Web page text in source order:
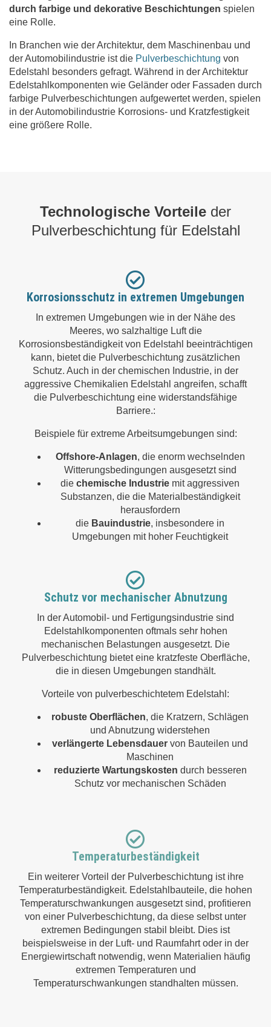
durch farbige und dekorative Beschichtungen spielen
eine Rolle.
In Branchen wie der Architektur, dem Maschinenbau und
der Automobilindustrie ist die Pulverbeschichtung von
Edelstahl besonders gefragt. Während in der Architektur
Edelstahlkomponenten wie Geländer oder Fassaden durch
farbige Pulverbeschichtungen aufgewertet werden, spielen
in der Automobilindustrie Korrosions- und Kratzfestigkeit
eine größere Rolle.
Technologische Vorteile der
Pulverbeschichtung für Edelstahl
Korrosionsschutz in extremen Umgebungen
In extremen Umgebungen wie in der Nähe des
Meeres, wo salzhaltige Luft die
Korrosionsbeständigkeit von Edelstahl beeinträchtigen
kann, bietet die Pulverbeschichtung zusätzlichen
Schutz. Auch in der chemischen Industrie, in der
aggressive Chemikalien Edelstahl angreifen, schafft
die Pulverbeschichtung eine widerstandsfähige
Barriere.:
Beispiele für extreme Arbeitsumgebungen sind:
Offshore-Anlagen, die enorm wechselnden
Witterungsbedingungen ausgesetzt sind
die chemische Industrie mit aggressiven
Substanzen, die die Materialbeständigkeit
herausfordern
die Bauindustrie, insbesondere in
Umgebungen mit hoher Feuchtigkeit
Schutz vor mechanischer Abnutzung
In der Automobil- und Fertigungsindustrie sind
Edelstahlkomponenten oftmals sehr hohen
mechanischen Belastungen ausgesetzt. Die
Pulverbeschichtung bietet eine kratzfeste Oberfläche,
die in diesen Umgebungen standhält.
Vorteile von pulverbeschichtetem Edelstahl:
robuste Oberflächen, die Kratzern, Schlägen
und Abnutzung widerstehen
verlängerte Lebensdauer von Bauteilen und
Maschinen
reduzierte Wartungskosten durch besseren
Schutz vor mechanischen Schäden
Temperaturbeständigkeit
Ein weiterer Vorteil der Pulverbeschichtung ist ihre
Temperaturbeständigkeit. Edelstahlbauteile, die hohen
Temperaturschwankungen ausgesetzt sind, profitieren
von einer Pulverbeschichtung, da diese selbst unter
extremen Bedingungen stabil bleibt. Dies ist
beispielsweise in der Luft- und Raumfahrt oder in der
Energiewirtschaft notwendig, wenn Materialien häufig
extremen Temperaturen und
Temperaturschwankungen standhalten müssen.